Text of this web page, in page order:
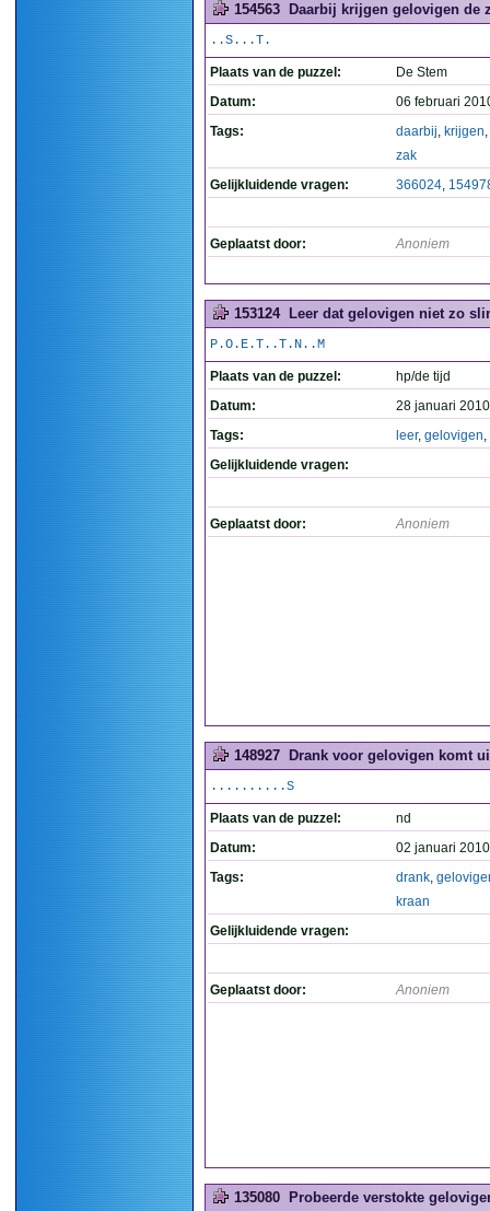
154563 Daarbij krijgen gelovigen de
..S...T.
Plaats van de puzzel:
De Stem
Datum:
06 februari
Tags:
daarbij, krijgen,
zak
Gelijkluidende vragen:
366024,
Geplaatst door: Anoniem
153124 Leer dat gelovigen niet zo
P.O.E.T..T.N..M
Plaats van de puzzel:
hp/de tijd
Datum:
28 januari
Tags:
leer, gelovigen,
Gelijkluidende vragen:
Geplaatst door: Anoniem
148927 Drank voor gelovigen komt
..........S
Plaats van de puzzel:
nd
Datum:
02 januari
Tags:
drank,
kraan
Gelijkluidende vragen:
Geplaatst door: Anoniem
135080 Probeerde verstokte